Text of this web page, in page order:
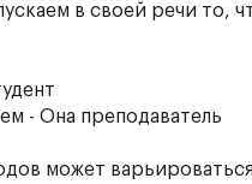
в своей речи то,
- Она преподаватель
может